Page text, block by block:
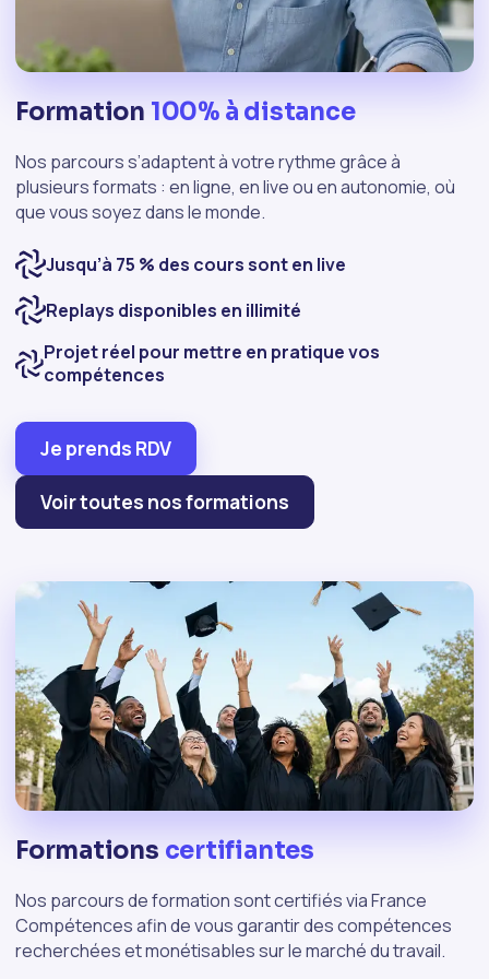
Formation 100% à distance
Nos parcours s’adaptent à votre rythme grâce à
plusieurs formats : en ligne, en live ou en autonomie, où
que vous soyez dans le monde.
Jusqu’à 75 % des cours sont en live
Replays disponibles en illimité
Projet réel pour mettre en pratique vos
compétences
Je prends RDV
Voir toutes nos formations
Formations certifiantes
Nos parcours de formation sont certifiés via France
Compétences afin de vous garantir des compétences
recherchées et monétisables sur le marché du travail.